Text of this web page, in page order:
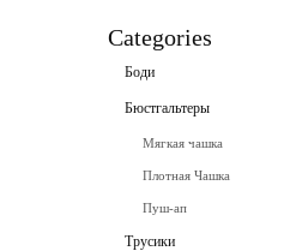
Categories
Боди
Бюстгальтеры
Мягкая чашка
Плотная Чашка
Пуш-ап
Трусики